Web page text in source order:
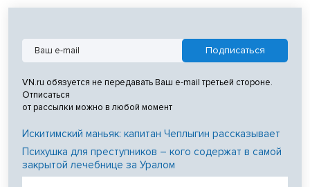
VN.ru обязуется не передавать Ваш e-mail третьей стороне.
Отписаться
от рассылки можно в любой момент
Искитимский маньяк: капитан Чеплыгин рассказывает
Психушка для преступников – кого содержат в самой
закрытой лечебнице за Уралом